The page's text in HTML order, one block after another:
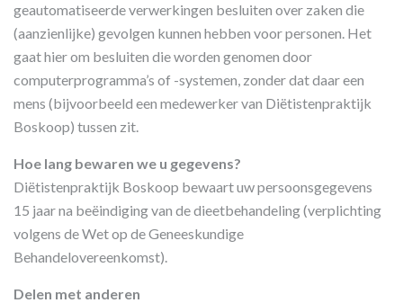
geautomatiseerde verwerkingen besluiten over zaken die
(aanzienlijke) gevolgen kunnen hebben voor personen. Het
gaat hier om besluiten die worden genomen door
computerprogramma’s of -systemen, zonder dat daar een
mens (bijvoorbeeld een medewerker van Diëtistenpraktijk
Boskoop) tussen zit.
Hoe lang bewaren we u gegevens?
Diëtistenpraktijk Boskoop bewaart uw persoonsgegevens
15 jaar na beëindiging van de dieetbehandeling (verplichting
volgens de Wet op de Geneeskundige
Behandelovereenkomst).
Delen met anderen